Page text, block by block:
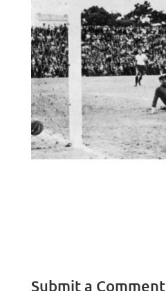
Submit a Comment